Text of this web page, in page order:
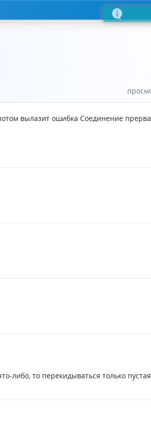
вылазит ошибка Соединение
либо, то перекидываться только